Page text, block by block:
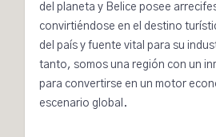
del planeta y Belice posee
convirtiéndose en el destino
del país y fuente vital para su
tanto, somos una región con un
para convertirse en un motor
escenario global.